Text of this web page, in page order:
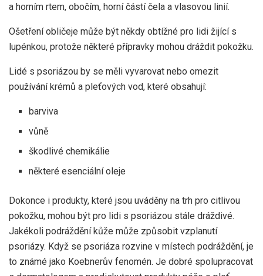
a horním rtem, obočím, horní částí čela a vlasovou linií.
Ošetření obličeje může být někdy obtížné pro lidi žijící s
lupénkou, protože některé přípravky mohou dráždit pokožku.
Lidé s psoriázou by se měli vyvarovat nebo omezit
používání krémů a pleťových vod, které obsahují:
barviva
vůně
škodlivé chemikálie
některé esenciální oleje
Dokonce i produkty, které jsou uváděny na trh pro citlivou
pokožku, mohou být pro lidi s psoriázou stále dráždivé.
Jakékoli podráždění kůže může způsobit vzplanutí
psoriázy. Když se psoriáza rozvine v místech podráždění, je
to známé jako Koebnerův fenomén. Je dobré spolupracovat